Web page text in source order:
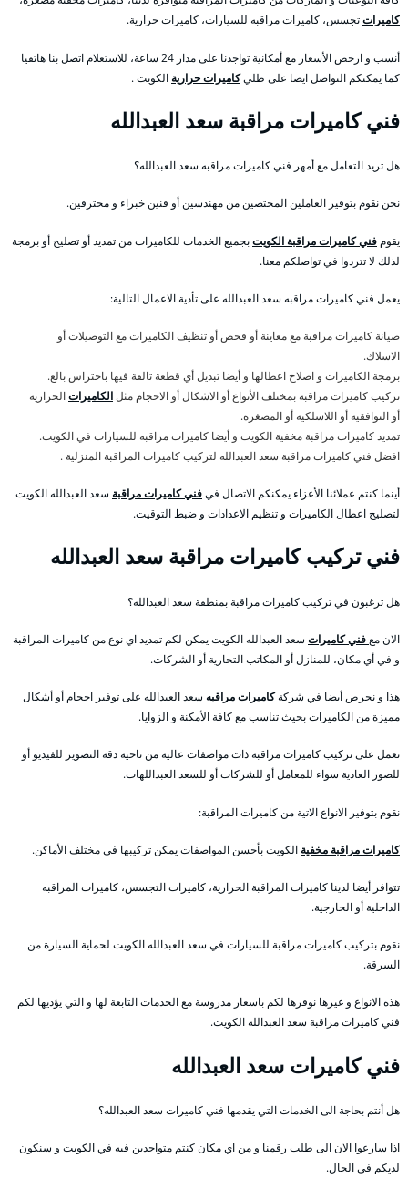
كاميراتتجسس، كاميرات مراقبه للسيارات، كاميرات حرارية.
أنسب و ارخص الأسعار مع أمكانية تواجدنا على مدار 24 ساعة، للاستعلام اتصل بنا هاتفيا
كما يمكنكم التواصل ايضا على طليكاميرات حرارية الكويت .
فني كاميرات مراقبة سعد العبدالله
هل تريد التعامل مع أمهر فني كاميرات مراقبه سعد العبدالله؟
نحن نقوم بتوفير العاملين المختصين من مهندسين أو فنين خبراء و محترفين.
يقوم فني كاميرات مراقبة الكويتبجميع الخدمات للكاميرات من تمديد أو تصليح أو برمجة
لذلك لا تتردوا في تواصلكم معنا.
يعمل فني كاميرات مراقبه سعد العبدالله على تأدية الاعمال التالية:
صيانة كاميرات مراقبة مع معاينة أو فحص أو تنظيف الكاميرات مع التوصيلات أو
الاسلاك.
برمجة الكاميرات و اصلاح اعطالها و أيضا تبديل أي قطعة تالفة فيها باحتراس بالغ.
تركيب كاميرات مراقبه بمختلف الأنواع أو الاشكال أو الاحجام مثلالكاميراتالحرارية
أو التوافقية أو اللاسلكية أو المصغرة.
تمديد كاميرات مراقبة مخفية الكويت و أيضا كاميرات مراقبه للسيارات في الكويت.
افضل فني كاميرات مراقبة سعد العبدالله لتركيب كاميرات المراقبة المنزلية .
أينما كنتم عملائنا الأعزاء يمكنكم الاتصال فيفني كاميرات مراقبة سعد العبدالله الكويت
لتصليح اعطال الكاميرات و تنظيم الاعدادات و ضبط التوقيت.
فني تركيب كاميرات مراقبة سعد العبدالله
هل ترغبون في تركيب كاميرات مراقبة بمنطقة سعد العبدالله؟
الان معفني كاميرات سعد العبدالله الكويت يمكن لكم تمديد اي نوع من كاميرات المراقبة
و في أي مكان، للمنازل أو المكاتب التجارية أو الشركات.
هذا و نحرص أيضا في شركةكاميرات مراقبه سعد العبدالله على توفير احجام أو أشكال
مميزة من الكاميرات بحيث تناسب مع كافة الأمكنة و الزوايا.
نعمل على تركيب كاميرات مراقبة ذات مواصفات عالية من ناحية دقة التصوير للفيديو أو
للصور العادية سواء للمعامل أو للشركات أو للسعد العبداللهات.
نقوم بتوفير الانواع الاتية من كاميرات المراقبة:
كاميرات مراقبة مخفية الكويت بأحسن المواصفات يمكن تركيبها في مختلف الأماكن.
تتوافر أيضا لدينا كاميرات المراقبة الحرارية، كاميرات التجسس، كاميرات المراقبه
الداخلية أو الخارجية.
نقوم بتركيب كاميرات مراقبة للسيارات في سعد العبدالله الكويت لحماية السيارة من
السرقة.
هذه الانواع و غيرها نوفرها لكم باسعار مدروسة مع الخدمات التابعة لها و التي يؤديها لكم
فني كاميرات مراقبة سعد العبدالله الكويت.
فني كاميرات سعد العبدالله
هل أنتم بحاجة الى الخدمات التي يقدمها فني كاميرات سعد العبدالله؟
اذا سارعوا الان الى طلب رقمنا و من اي مكان كنتم متواجدين فيه في الكويت و سنكون
لديكم في الحال.